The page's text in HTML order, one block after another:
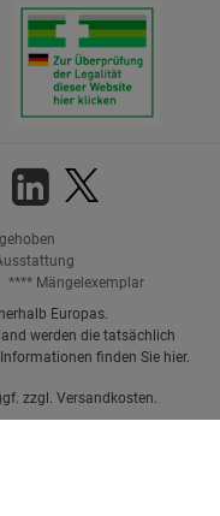
**** Mängelexemplar
Europas.
werden die tatsächlich
finden Sie hier.
zzgl. Versandkosten.